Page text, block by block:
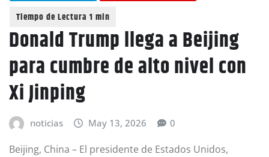
Donald Trump llega a Beijing
para cumbre de alto nivel con
Xi Jinping
noticias May 13, 2026 0
Beijing, China – El presidente de Estados Unidos,